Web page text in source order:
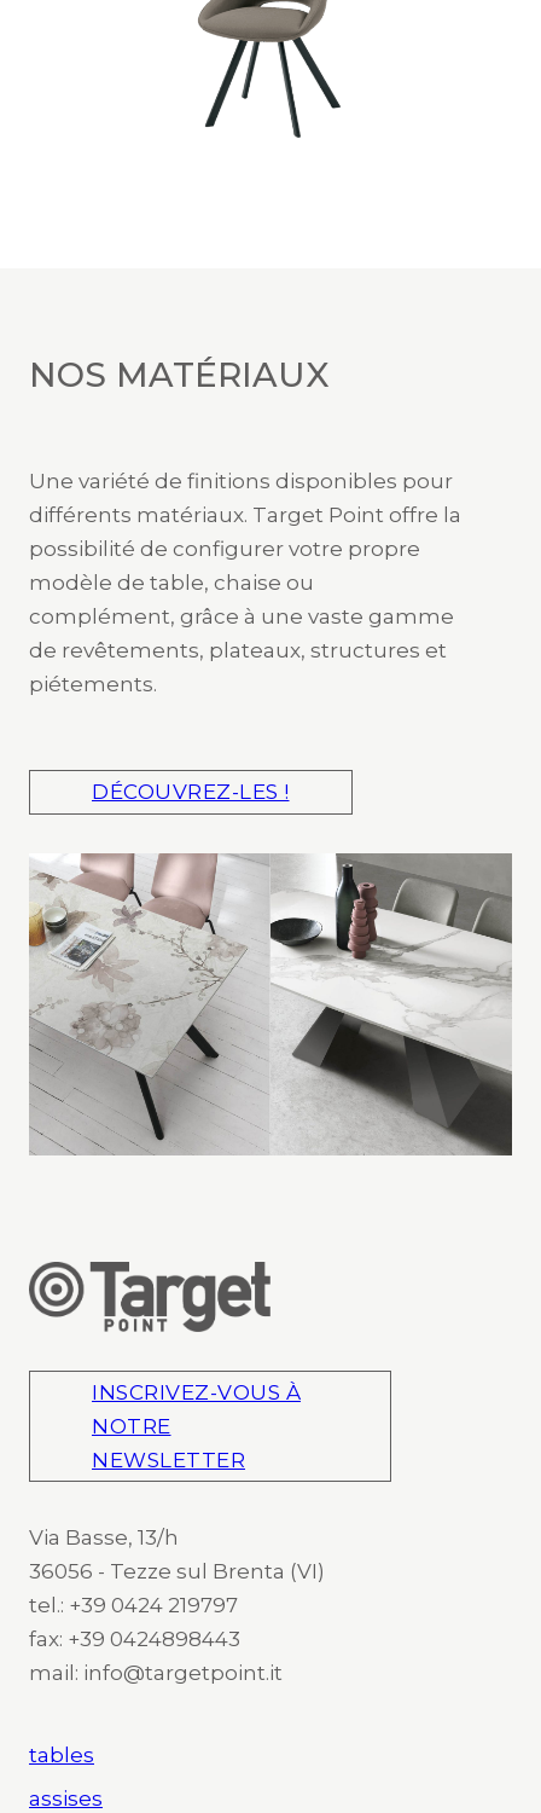
NOS MATÉRIAUX
Une variété de finitions disponibles pour
différents matériaux. Target Point offre la
possibilité de configurer votre propre
modèle de table, chaise ou
complément, grâce à une vaste gamme
de revêtements, plateaux, structures et
piétements.
DÉCOUVREZ-LES !
INSCRIVEZ-VOUS À
NOTRE
NEWSLETTER
Via Basse, 13/h
36056 - Tezze sul Brenta (VI)
tel.: +39 0424 219797
fax: +39 0424898443
mail: info@targetpoint.it
tables
assises